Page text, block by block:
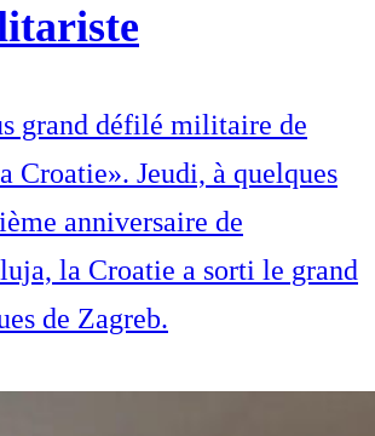
grand défilé militaire de
Croatie». Jeudi, à quelques
anniversaire de
la Croatie a sorti le grand
de Zagreb.